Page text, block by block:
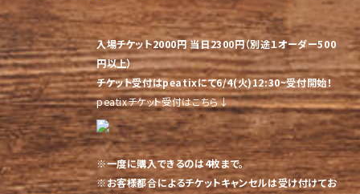
入場チケット2000円 当日2300円（別途１オーダー500
円以上）
チケット受付はpeatixにて6/4(火)12:30~受付開始！
peatixチケット受付はこちら↓
※一度に購入できるのは4枚まで。
※お客様都合によるチケットキャンセルは受け付けてお